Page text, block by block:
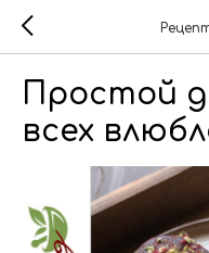
Простой
всех